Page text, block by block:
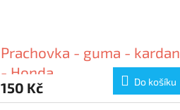
Prachovka - guma - kardan
- Honda
150 Kč Do košíku